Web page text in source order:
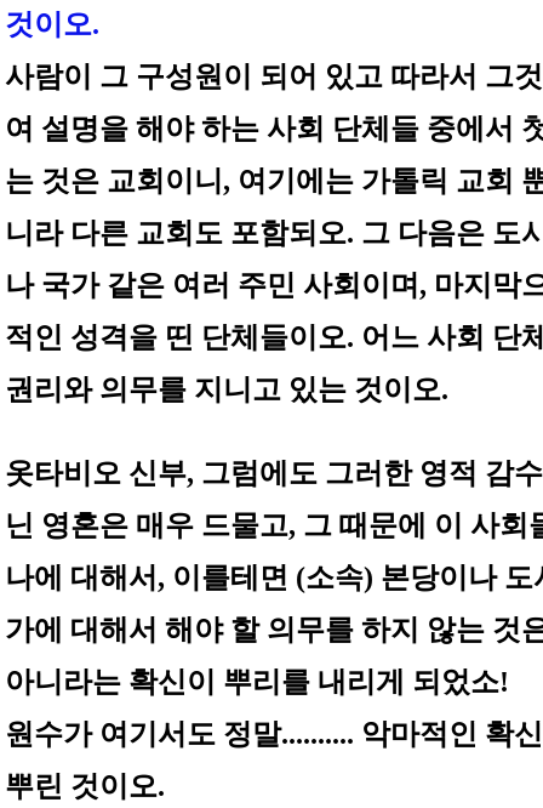
것이오.
사람이 그 구성원이 되어 있고 따라서 그
여 설명을 해야 하는 사회 단체들 중에서
는 것은 교회이니, 여기에는 가톨릭 교회
니라 다른 교회도 포함되오. 그 다음은 도
나 국가 같은 여러 주민 사회이며, 마지막
적인 성격을 띤 단체들이오. 어느 사회 단
권리와 의무를 지니고 있는 것이오.
옷타비오 신부, 그럼에도 그러한 영적 감
닌 영혼은 매우 드물고, 그 때문에 이 사회
나에 대해서, 이를테면 (소속) 본당이나 도
가에 대해서 해야 할 의무를 하지 않는 것
아니라는 확신이 뿌리를 내리게 되었소!
원수가 여기서도 정말.......... 악마적인 확
뿌린 것이오.